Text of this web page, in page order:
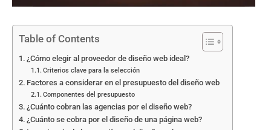
Table of Contents
¿Cómo elegir al proveedor de diseño web ideal?
Criterios clave para la selección
Factores a considerar en el presupuesto del diseño web
Componentes del presupuesto
¿Cuánto cobran las agencias por el diseño web?
¿Cuánto se cobra por el diseño de una página web?